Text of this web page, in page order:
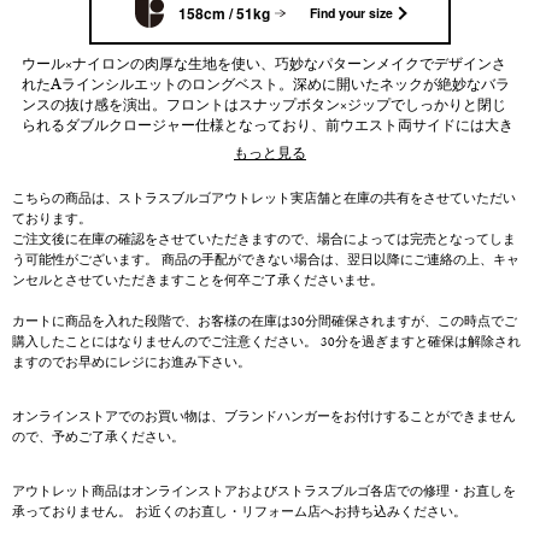
158cm / 51kg Find your size
ウール×ナイロンの肉厚な生地を使い、巧妙なパターンメイクでデザインさ
れたAラインシルエットのロングベスト。深めに開いたネックが絶妙なバラ
ンスの抜け感を演出。フロントはスナップボタン×ジップでしっかりと閉じ
られるダブルクロージャー仕様となっており、前ウエスト両サイドには大き
もっと見る
こちらの商品は、ストラスブルゴアウトレット実店舗と在庫の共有をさせていただい
ております。
ご注文後に在庫の確認をさせていただきますので、場合によっては完売となってしま
う可能性がございます。 商品の手配ができない場合は、翌日以降にご連絡の上、キャ
ンセルとさせていただきますことを何卒ご了承くださいませ。
カートに商品を入れた段階で、お客様の在庫は30分間確保されますが、この時点でご
購入したことにはなりませんのでご注意ください。 30分を過ぎますと確保は解除され
ますのでお早めにレジにお進み下さい。
オンラインストアでのお買い物は、ブランドハンガーをお付けすることができません
ので、予めご了承ください。
アウトレット商品はオンラインストアおよびストラスブルゴ各店での修理・お直しを
承っておりません。 お近くのお直し・リフォーム店へお持ち込みください。